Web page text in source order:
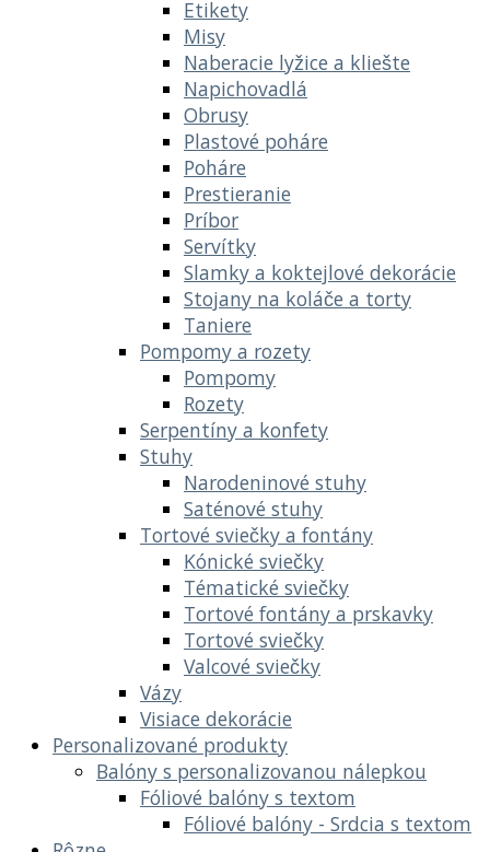
Etikety
Misy
Naberacie lyžice a kliešte
Napichovadlá
Obrusy
Plastové poháre
Poháre
Prestieranie
Príbor
Servítky
Slamky a koktejlové dekorácie
Stojany na koláče a torty
Taniere
Pompomy a rozety
Pompomy
Rozety
Serpentíny a konfety
Stuhy
Narodeninové stuhy
Saténové stuhy
Tortové sviečky a fontány
Kónické sviečky
Tématické sviečky
Tortové fontány a prskavky
Tortové sviečky
Valcové sviečky
Vázy
Visiace dekorácie
Personalizované produkty
Balóny s personalizovanou nálepkou
Fóliové balóny s textom
Fóliové balóny - Srdcia s textom